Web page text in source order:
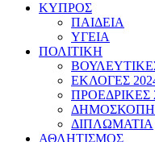
ΚΥΠΡΟΣ
ΠΑΙΔΕΙΑ
ΥΓΕΙΑ
ΠΟΛΙΤΙΚΗ
ΕΚΛΟΓΕΣ
ΠΡΟΕΔΡΙΚΕΣ
ΔΙΠΛΩΜΑΤΙΑ
ΑΘΛΗΤΙΣΜΟΣ